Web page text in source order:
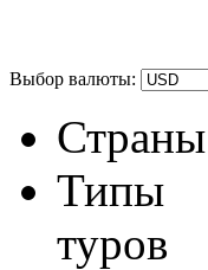
Выбор валюты:
Типы
туров